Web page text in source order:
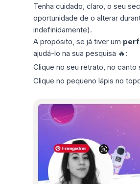
Tenha cuidado, claro, o seu
oportunidade de o alterar
indefinidamente).
A propósito, se já tiver um
ajudá-lo na sua pesquisa 🔥:
Clique no seu retrato, no canto
Clique no pequeno lápis no